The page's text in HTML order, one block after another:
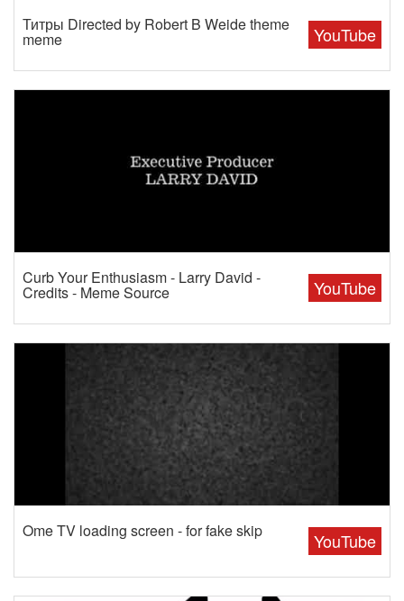
YouTube
Титры Directed by Robert B Weide theme
meme
YouTube
Curb Your Enthusiasm - Larry David -
Credits - Meme Source
YouTube
Ome TV loading screen - for fake skip